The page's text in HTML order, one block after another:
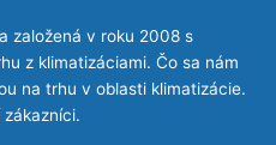
založená v roku 2008 s
z klimatizáciami. Čo sa nám
na trhu v oblasti klimatizácie.